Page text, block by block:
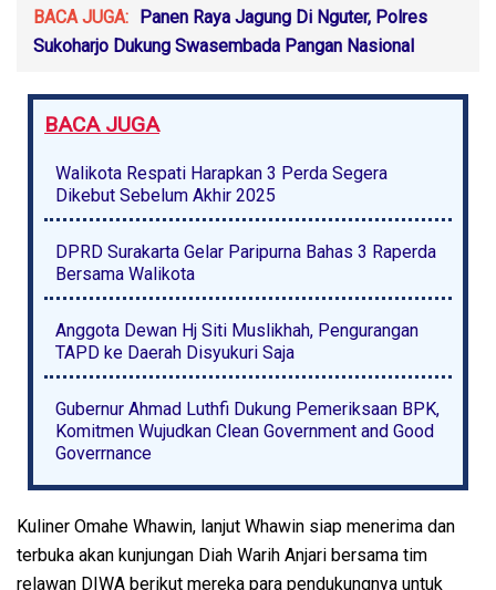
BACA JUGA: Panen Raya Jagung Di Nguter, Polres
Sukoharjo Dukung Swasembada Pangan Nasional
BACA JUGA
Walikota Respati Harapkan 3 Perda Segera
Dikebut Sebelum Akhir 2025
DPRD Surakarta Gelar Paripurna Bahas 3 Raperda
Bersama Walikota
Anggota Dewan Hj Siti Muslikhah, Pengurangan
TAPD ke Daerah Disyukuri Saja
Gubernur Ahmad Luthfi Dukung Pemeriksaan BPK,
Komitmen Wujudkan Clean Government and Good
Goverrnance
Kuliner Omahe Whawin, lanjut Whawin siap menerima dan
terbuka akan kunjungan Diah Warih Anjari bersama tim
relawan DIWA berikut mereka para pendukungnya untuk